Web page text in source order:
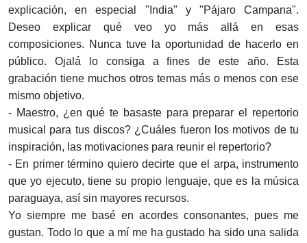
explicación, en especial "India" y "Pájaro Campana".
Deseo explicar qué veo yo más allá en esas
composiciones. Nunca tuve la oportunidad de hacerlo en
público. Ojalá lo consiga a fines de este año. Esta
grabación tiene muchos otros temas más o menos con ese
mismo objetivo.
- Maestro, ¿en qué te basaste para preparar el repertorio
musical para tus discos? ¿Cuáles fueron los motivos de tu
inspiración, las motivaciones para reunir el repertorio?
- En primer término quiero decirte que el arpa, instrumento
que yo ejecuto, tiene su propio lenguaje, que es la música
paraguaya, así sin mayores recursos.
Yo siempre me basé en acordes consonantes, pues me
gustan. Todo lo que a mí me ha gustado ha sido una salida